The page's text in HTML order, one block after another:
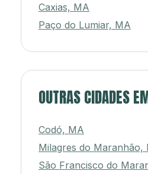
Caxias, MA
Paço do Lumiar, MA
OUTRAS CIDADES
Codó, MA
Milagres do Maranhão,
São Francisco do